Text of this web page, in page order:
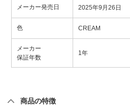
メーカー発売日 2025年9月26日
色 CREAM
メーカー
保証年数
1年
商品の特徴